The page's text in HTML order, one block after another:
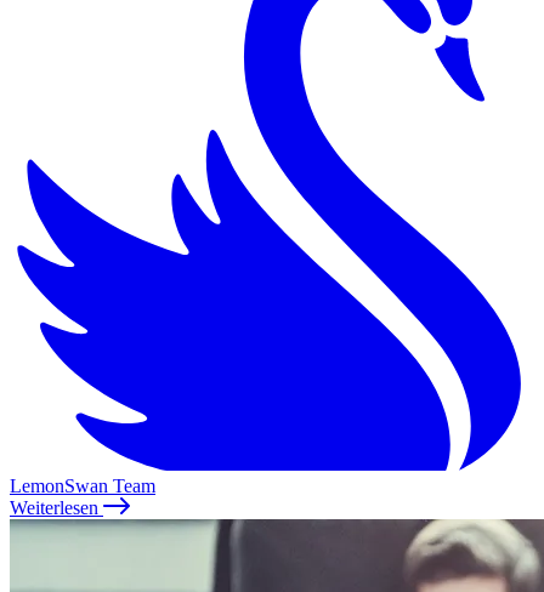
LemonSwan Team
Weiterlesen